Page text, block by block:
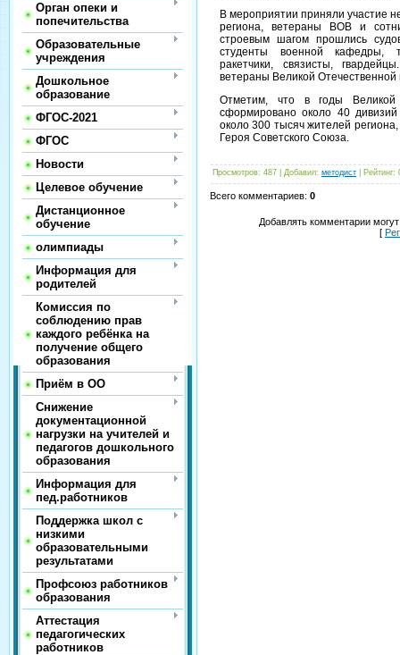
Орган опеки и
попечительства
Образовательные
учреждения
Дошкольное
образование
ФГОС-2021
ФГОС
Новости
Целевое обучение
Дистанционное
обучение
олимпиады
Информация для
родителей
Комиссия по
соблюдению прав
каждого ребёнка на
получение общего
образования
Приём в ОО
Снижение
документационной
нагрузки на учителей и
педагогов дошкольного
образования
Информация для
пед.работников
Поддержка школ с
низкими
образовательными
результатами
Профсоюз работников
образования
Аттестация
педагогических
работников
В мероприятии приняли участие
региона, ветераны ВОВ и
строевым шагом прошлись
студенты военной кафедры,
ракетчики, связисты,
ветераны Великой Отечественной
Отметим, что в годы
сформировано около 40
около 300 тысяч жителей
Героя Советского Союза.
Просмотров: 487 Добавил: методист Рейтинг:
Всего комментариев: 0
Добавлять комментарии
[